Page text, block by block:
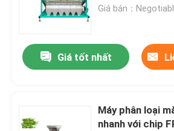
Giá bán：
Giá tốt nhất
Máy phân loại
nhanh với chip